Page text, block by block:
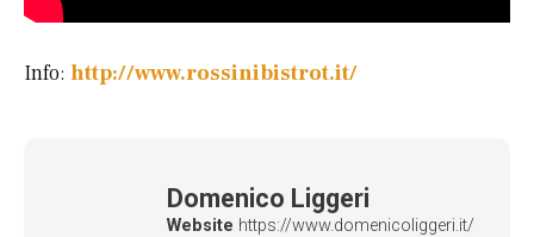
Info: http://www.rossinibistrot.it/
Domenico Liggeri
Website https://www.domenicoliggeri.it/